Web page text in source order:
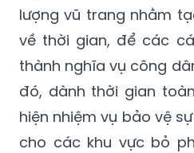
lượng vũ trang nhằm
về thời gian, để các
thành nghĩa vụ công
đó, dành thời gian
hiện nhiệm vụ bảo vệ
cho các khu vực bỏ